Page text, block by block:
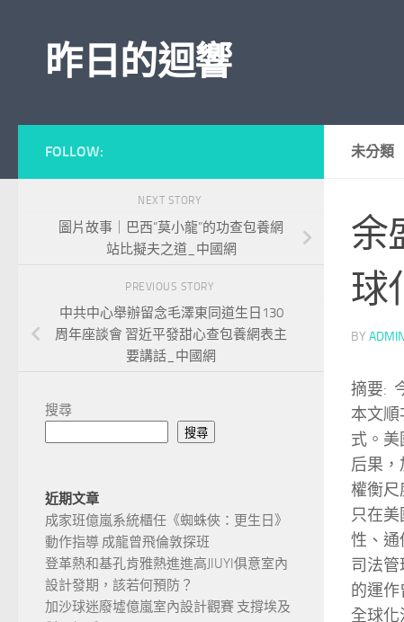
昨日的迴響
未分類
余
球
BY
摘要:
本文
式。
后果
權衡尺
只在
性、通
司法
的運
全球
FOLLOW:
NEXT STORY
圖片故事｜巴西“莫小龍”的功查包養網
站比擬夫之道_中國網
PREVIOUS STORY
中共中心舉辦留念毛澤東同道生日130
周年座談會 習近平發甜心查包養網表主
要講話_中國網
搜尋
搜尋
近期文章
成家班億嵐系統櫃任《蜘蛛俠：更生日》
動作指導 成龍曾飛倫敦探班
登革熱和基孔肯雅熱進進高JIUYI俱意室內
設計發期，該若何預防？
加沙球迷廢墟億嵐室內設計觀賽 支撐埃及